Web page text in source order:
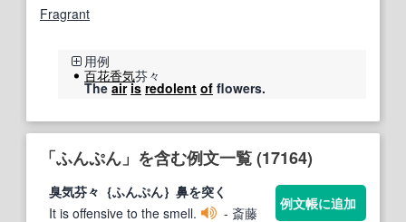
Fragrant
用例
百花香気芬々
Theair is redolent of flowers.
「ふんぷん」を含む例文一覧 (17164)
臭気芬々｛ふんぷん｝鼻を突く
It is offensive to the smell.
- 斎藤
例文帳に追加